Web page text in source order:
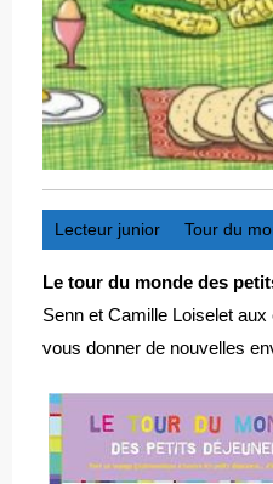
Lecteur junior Tour du
Le tour du monde des
Senn et Camille Loiselet
vous donner de nouvelles